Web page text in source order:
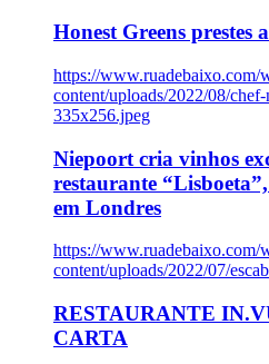
Honest Greens prestes
https://www.ruadebaixo.com/
content/uploads/2022/08/
335x256.jpeg
Niepoort cria vinhos
restaurante
em Londres
https://www.ruadebaixo.com/
content/uploads/2022/07/
RESTAURANTE
CARTA